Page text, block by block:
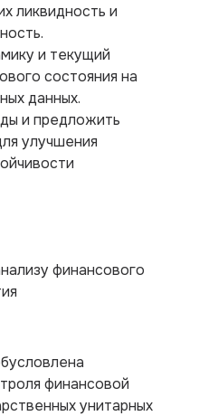
ликвидность и
и текущий
состояния на
данных.
и предложить
улучшения
финансового
финансовой
унитарных